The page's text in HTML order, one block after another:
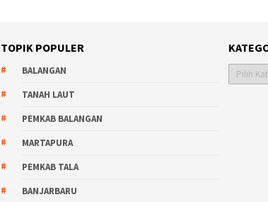
TOPIK POPULER
BALANGAN
TANAH LAUT
PEMKAB BALANGAN
MARTAPURA
PEMKAB TALA
BANJARBARU
Kategori